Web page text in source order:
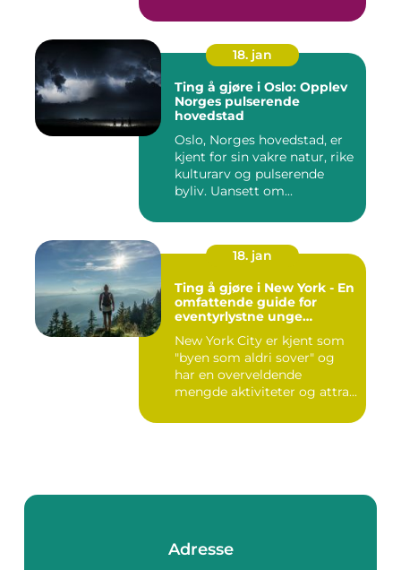
18. jan
Ting å gjøre i Oslo: Opplev
Norges pulserende
hovedstad
Oslo, Norges hovedstad, er
kjent for sin vakre natur, rike
kulturarv og pulserende
byliv. Uansett om...
18. jan
Ting å gjøre i New York - En
omfattende guide for
eventyrlystne unge
New York City er kjent som
"byen som aldri sover" og
har en overveldende
mengde aktiviteter og attra...
Adresse